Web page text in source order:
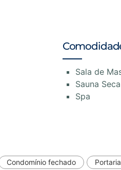
Sala de
Sauna Seca
Spa
Condomínio fechado